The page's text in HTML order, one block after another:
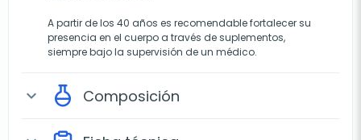
A partir de los 40 años es recomendable fortalecer su
presencia en el cuerpo a través de suplementos,
siempre bajo la supervisión de un médico.
expand_more Composición